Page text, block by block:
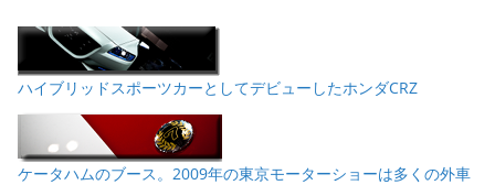
ハイブリッドスポーツカーとしてデビューしたホンダCRZ
ケータハムのブース。2009年の東京モーターショーは多くの外車